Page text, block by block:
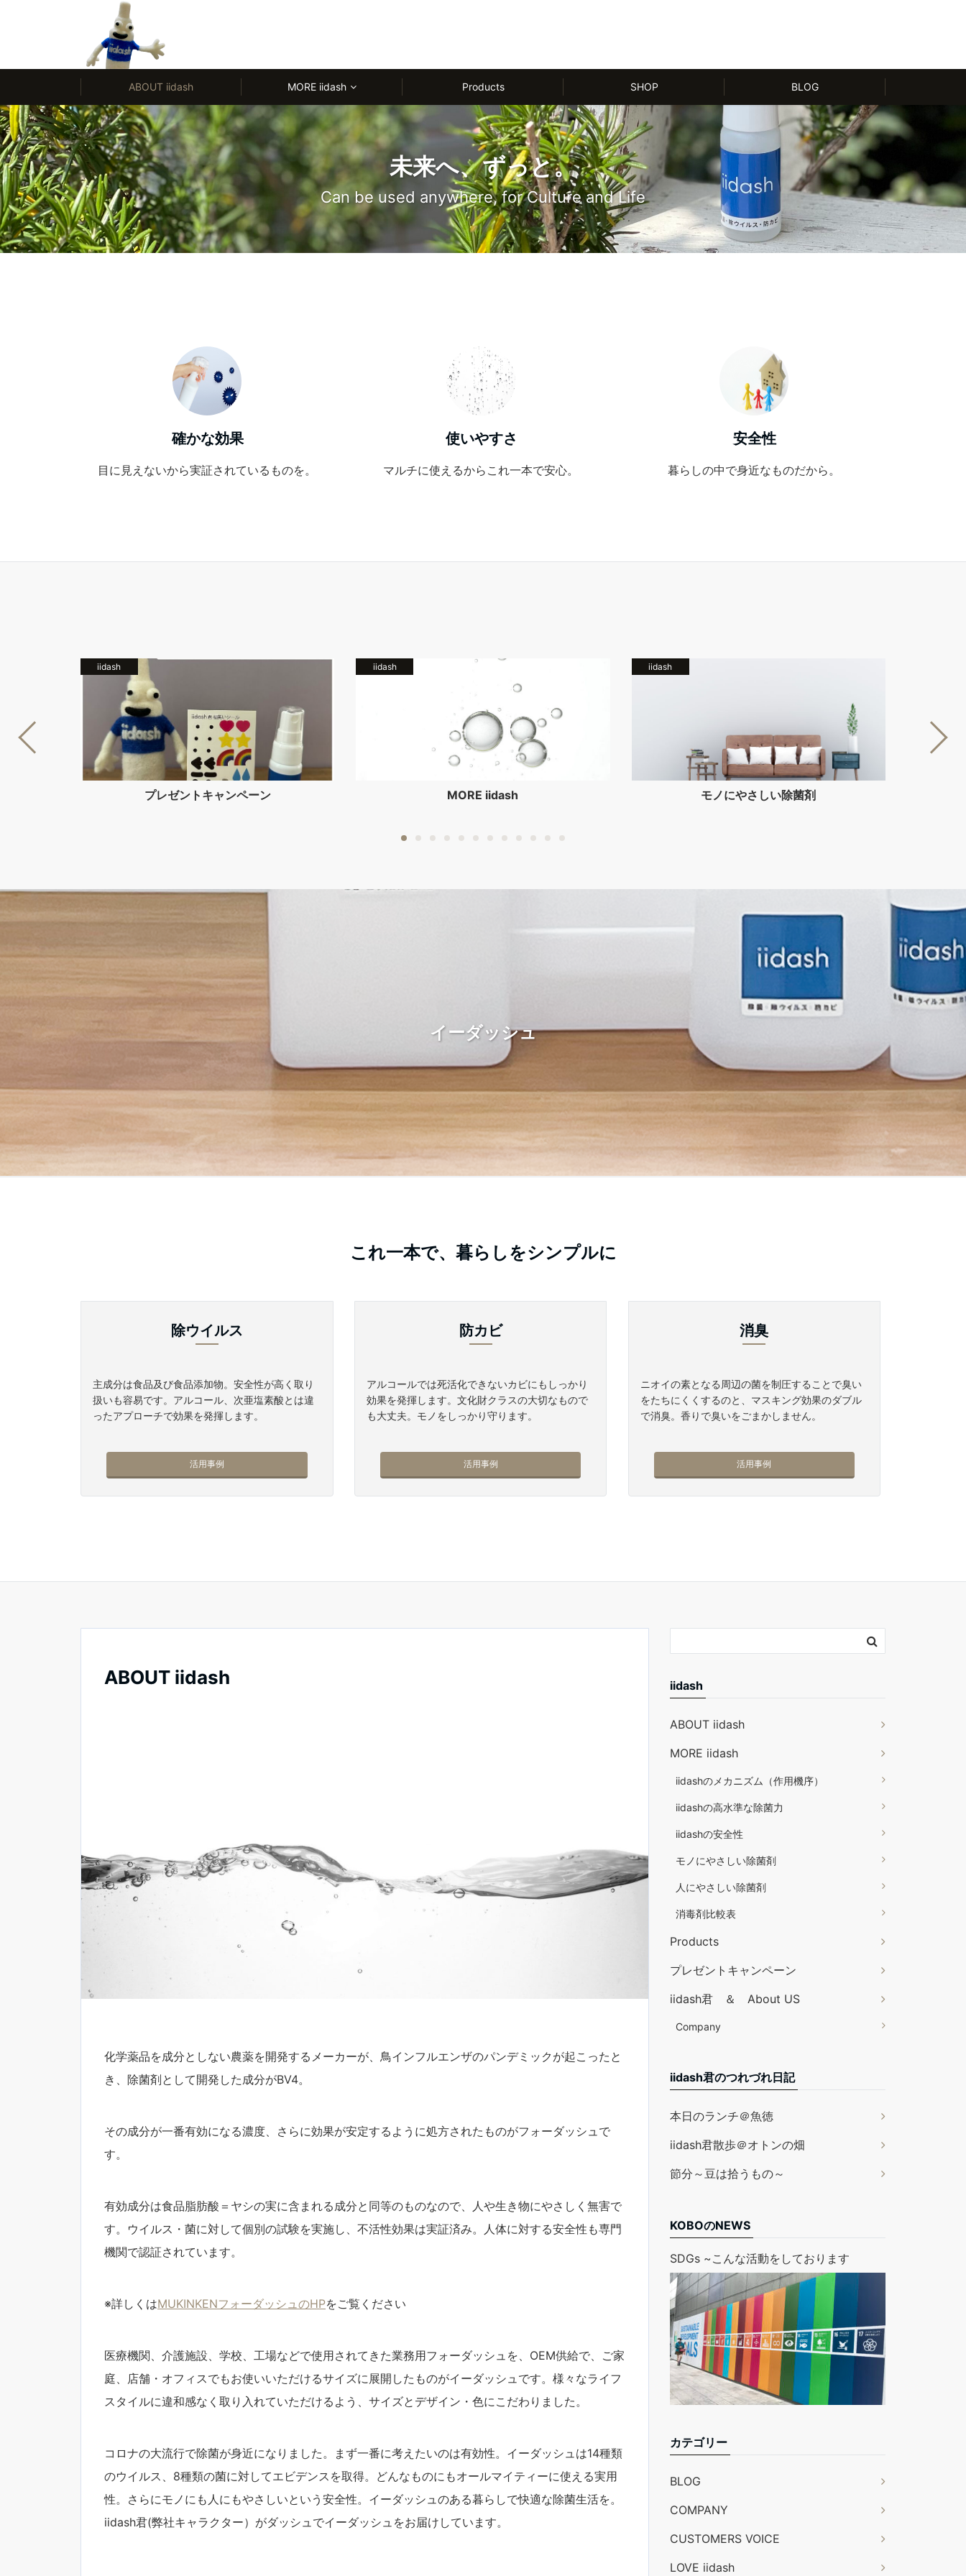
ABOUT iidash MORE iidash Products SHOP BLOG
未来へ、ずっと。
Can be used anywhere, for Culture and Life
確かな効果
目に見えないから実証されているものを。
使いやすさ
マルチに使えるからこれ一本で安心。
安全性
暮らしの中で身近なものだから。
iidash
プレゼントキャンペーン
iidash
MORE iidash
iidash
モノにやさしい除菌剤
イーダッシュ
これ一本で、暮らしをシンプルに
除ウイルス
主成分は食品及び食品添加物。安全性が高く取り
扱いも容易です。アルコール、次亜塩素酸とは違
ったアプローチで効果を発揮します。
活用事例
防カビ
アルコールでは死活化できないカビにもしっかり
効果を発揮します。文化財クラスの大切なもので
も大丈夫。モノをしっかり守ります。
活用事例
消臭
ニオイの素となる周辺の菌を制圧することで臭い
をたちにくくするのと、マスキング効果のダブル
で消臭。香りで臭いをごまかしません。
活用事例
ABOUT iidash
化学薬品を成分としない農薬を開発するメーカーが、鳥インフルエンザのパンデミックが起こったと
き、除菌剤として開発した成分がBV4。
その成分が一番有効になる濃度、さらに効果が安定するように処方されたものがフォーダッシュで
す。
有効成分は食品脂肪酸＝ヤシの実に含まれる成分と同等のものなので、人や生き物にやさしく無害で
す。ウイルス・菌に対して個別の試験を実施し、不活性効果は実証済み。人体に対する安全性も専門
機関で認証されています。
※詳しくはMUKINKENフォーダッシュのHPをご覧ください
医療機関、介護施設、学校、工場などで使用されてきた業務用フォーダッシュを、OEM供給で、ご家
庭、店舗・オフィスでもお使いいただけるサイズに展開したものがイーダッシュです。様々なライフ
スタイルに違和感なく取り入れていただけるよう、サイズとデザイン・色にこだわりました。
コロナの大流行で除菌が身近になりました。まず一番に考えたいのは有効性。イーダッシュは14種類
のウイルス、8種類の菌に対してエビデンスを取得。どんなものにもオールマイティーに使える実用
性。さらにモノにも人にもやさしいという安全性。イーダッシュのある暮らしで快適な除菌生活を。
iidash君(弊社キャラクター）がダッシュでイーダッシュをお届けしています。
iidash
ABOUT iidash
MORE iidash
iidashのメカニズム（作用機序）
iidashの高水準な除菌力
iidashの安全性
モノにやさしい除菌剤
人にやさしい除菌剤
消毒剤比較表
Products
プレゼントキャンペーン
iidash君 ＆ About US
Company
iidash君のつれづれ日記
本日のランチ＠魚徳
iidash君散歩＠オトンの畑
節分～豆は拾うもの～
KOBOのNEWS
SDGs ~こんな活動をしております
カテゴリー
BLOG
COMPANY
CUSTOMERS VOICE
LOVE iidash